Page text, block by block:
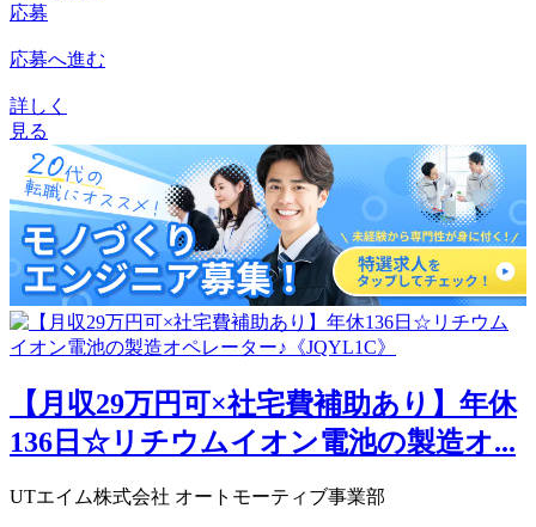
応募
応募へ進む
詳しく
見る
【月収29万円可×社宅費補助あり】年休
136日☆リチウムイオン電池の製造オ...
UTエイム株式会社 オートモーティブ事業部